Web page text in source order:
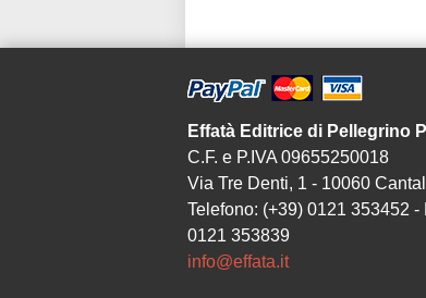
Effatà Editrice di Pellegrino
C.F. e P.IVA 09655250018
Via Tre Denti, 1 - 10060
Telefono: (+39) 0121 353452 -
0121 353839
info@effata.it